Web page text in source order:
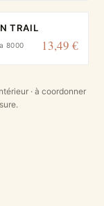
TRAIL
8000 13,49 €
· à coordonner